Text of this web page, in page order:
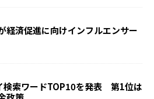
経済促進に向けインフルエンサー
索ワードTOP10を発表 第1位は